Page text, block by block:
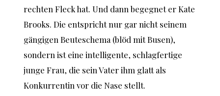
rechten Fleck hat. Und dann begegnet er Kate
Brooks. Die entspricht nur gar nicht seinem
gängigen Beuteschema (blöd mit Busen),
sondern ist eine intelligente, schlagfertige
junge Frau, die sein Vater ihm glatt als
Konkurrentin vor die Nase stellt.